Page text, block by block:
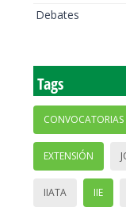
Debates
Tags
CONVOCATORIAS
EXTENSIÓN
IIATA IIE